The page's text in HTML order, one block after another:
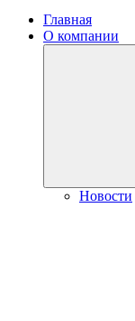
Главная
О компании
Новости